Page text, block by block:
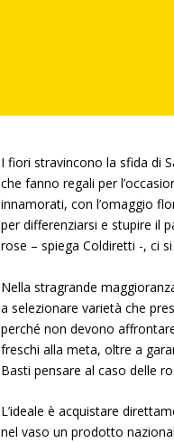
I fiori stravincono la sfida di
che fanno regali per
innamorati, con l’omaggio
per differenziarsi e stupire il
rose – spiega Coldiretti -, ci
Nella stragrande
a selezionare varietà che
perché non devono
freschi alla meta, oltre a
Basti pensare al caso delle
L’ideale è acquistare
nel vaso un prodotto